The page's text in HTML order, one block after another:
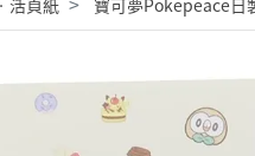
頁紙 寶可夢Pokepeace日